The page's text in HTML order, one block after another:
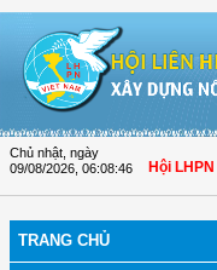
Chủ nhật, ngày
09/08/2026 06:08:47
| Thanh Hóa: Hội LHPN
TRANG CHỦ
OK